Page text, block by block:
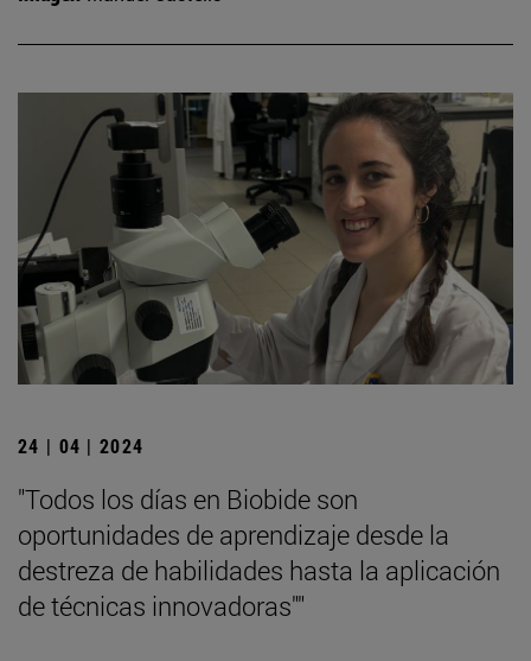
24 | 04 | 2024
"Todos los días en Biobide son
oportunidades de aprendizaje desde la
destreza de habilidades hasta la aplicación
de técnicas innovadoras""